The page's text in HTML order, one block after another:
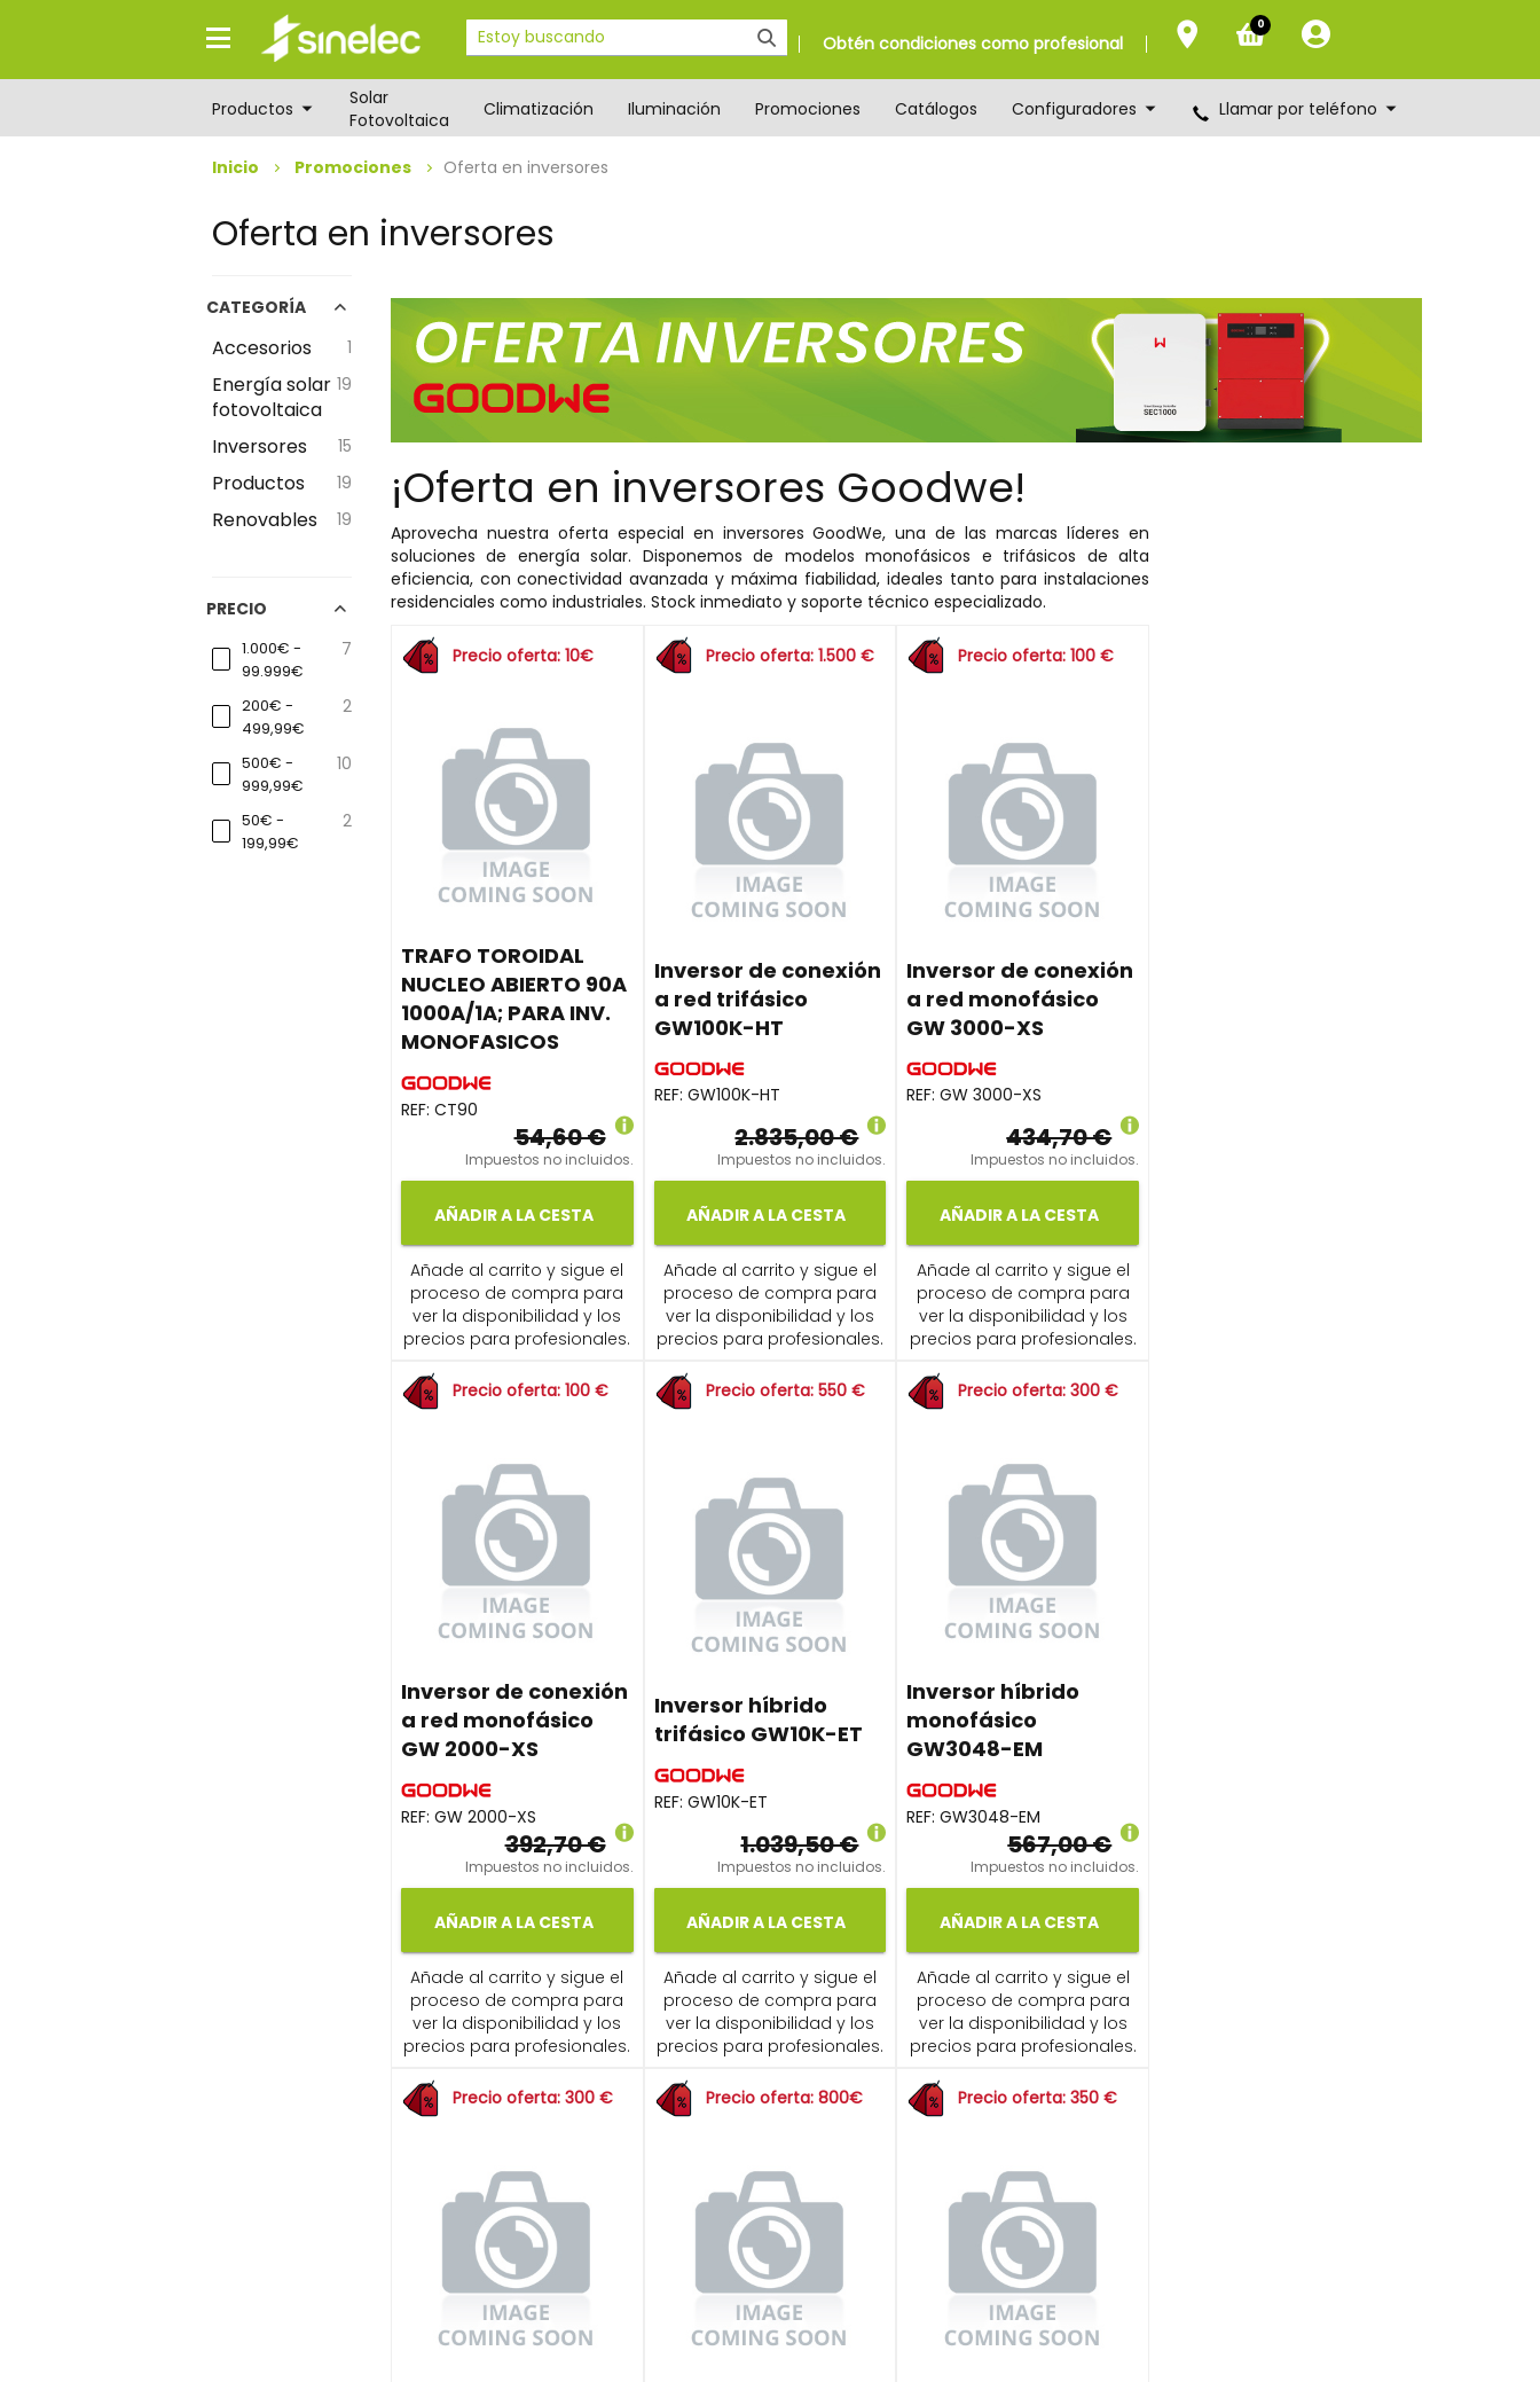
de
Obtén condiciones como profesional
0
Productos
Solar
Fotovoltaica
Climatización Iluminación Promociones Catálogos Configuradores Llamar por teléfono
Inicio Promociones Oferta en inversores
Oferta en inversores
CATEGORÍA
Accesorios 1
Energía solar
fotovoltaica
19
Inversores 15
Productos 19
Renovables 19
PRECIO
1.000€ -
99.999€
7
200€ -
499,99€
2
500€ -
999,99€
10
50€ -
199,99€
2
¡Oferta en inversores Goodwe!
Aprovecha nuestra oferta especial en inversores GoodWe, una de las marcas líderes en
soluciones de energía solar. Disponemos de modelos monofásicos e trifásicos de alta
eficiencia, con conectividad avanzada y máxima fiabilidad, ideales tanto para instalaciones
residenciales como industriales. Stock inmediato y soporte técnico especializado.
Precio oferta: 10€
TRAFO TOROIDAL
NUCLEO ABIERTO 90A
1000A/1A; PARA INV.
MONOFASICOS
REF: CT90
54,60 €
Impuestos no incluidos.
AÑADIR A LA CESTA
Añade al carrito y sigue el
proceso de compra para
ver la disponibilidad y los
precios para profesionales.
Precio oferta: 1.500 €
Inversor de conexión
a red trifásico
GW100K-HT
REF: GW100K-HT
2.835,00 €
Impuestos no incluidos.
AÑADIR A LA CESTA
Añade al carrito y sigue el
proceso de compra para
ver la disponibilidad y los
precios para profesionales.
Precio oferta: 100 €
Inversor de conexión
a red monofásico
GW 3000-XS
REF:GW 3000-XS
434,70 €
Impuestos no incluidos.
AÑADIR A LA CESTA
Añade al carrito y sigue el
proceso de compra para
ver la disponibilidad y los
precios para profesionales.
Precio oferta: 100 €
Inversor de conexión
a red monofásico
GW 2000-XS
REF: GW 2000-XS
392,70 €
Impuestos no incluidos.
AÑADIR A LA CESTA
Añade al carrito y sigue el
proceso de compra para
ver la disponibilidad y los
precios para profesionales.
Precio oferta: 550 €
Inversor híbrido
trifásico GW10K-ET
REF: GW10K-ET
1.039,50 €
Impuestos no incluidos.
AÑADIR A LA CESTA
Añade al carrito y sigue el
proceso de compra para
ver la disponibilidad y los
precios para profesionales.
Precio oferta: 300 €
Inversor híbrido
monofásico
GW3048-EM
REF:GW3048-EM
567,00 €
Impuestos no incluidos.
AÑADIR A LA CESTA
Añade al carrito y sigue el
proceso de compra para
ver la disponibilidad y los
precios para profesionales.
Precio oferta: 300 € Precio oferta: 800€ Precio oferta: 350 €